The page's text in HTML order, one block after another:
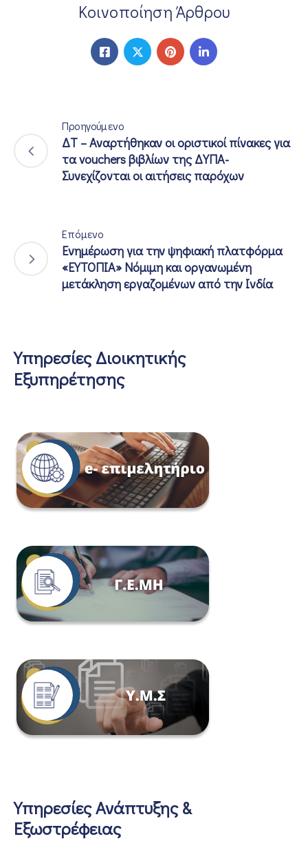
Κοινοποίηση Άρθρου
Προηγούμενο
ΔΤ – Αναρτήθηκαν οι οριστικοί πίνακες για
τα vouchers βιβλίων της ΔΥΠΑ-
Συνεχίζονται οι αιτήσεις παρόχων
Επόμενο
Ενημέρωση για την ψηφιακή πλατφόρμα
«ΕΥΤΟΠΙΑ» Νόμιμη και οργανωμένη
μετάκληση εργαζομένων από την Ινδία
Υπηρεσίες Διοικητικής
Εξυπηρέτησης
Υπηρεσίες Ανάπτυξης &
Εξωστρέφειας